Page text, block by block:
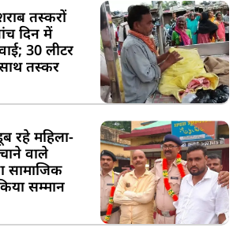
तस्करों
दिन में
30 लीटर
तस्कर
रहे महिला-
वाले
सामाजिक
सम्मान